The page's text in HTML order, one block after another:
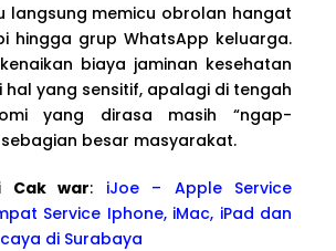
langsung memicu obrolan hangat
hingga grup WhatsApp keluarga.
biaya jaminan kesehatan
hal yang sensitif, apalagi di tengah
yang dirasa masih “ngap-
besar masyarakat.
Cak war: iJoe – Apple Service
Service Iphone, iMac, iPad dan
di Surabaya